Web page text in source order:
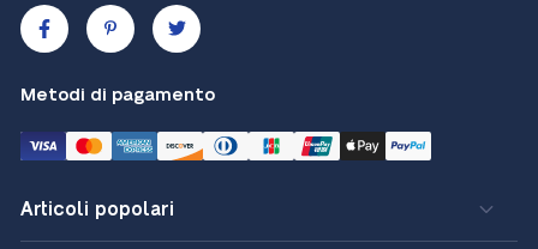
Metodi di pagamento
Articoli popolari